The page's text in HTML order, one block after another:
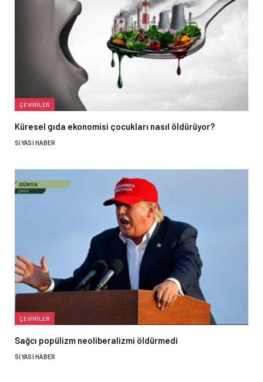
ÇEVIRILER
Küresel gıda ekonomisi çocukları nasıl öldürüyor?
SIYASI HABER
ÇEVIRILER
Sağcı popülizm neoliberalizmi öldürmedi
SIYASI HABER